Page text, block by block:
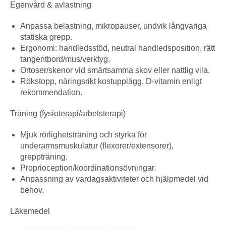
Egenvård & avlastning
Anpassa belastning, mikropauser, undvik långvariga
statiska grepp.
Ergonomi: handledsstöd, neutral handledsposition, rätt
tangentbord/mus/verktyg.
Ortoser/skenor vid smärtsamma skov eller nattlig vila.
Rökstopp, näringsrikt kostupplägg, D-vitamin enligt
rekommendation.
Träning (fysioterapi/arbetsterapi)
Mjuk rörlighetsträning och styrka för
underarmsmuskulatur (flexorer/extensorer),
greppträning.
Proprioception/koordinationsövningar.
Anpassning av vardagsaktiviteter och hjälpmedel vid
behov.
Läkemedel